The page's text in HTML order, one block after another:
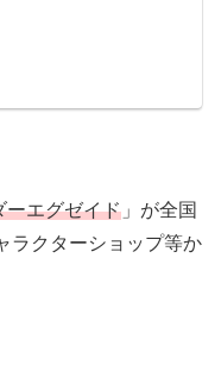
ーエグゼイド 」が全国
ラクターショップ等か